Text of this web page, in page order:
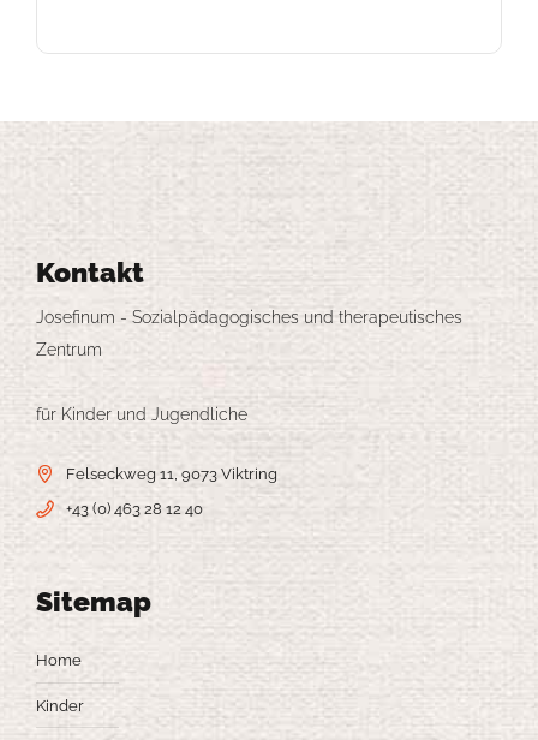
Kontakt
Josefinum - Sozialpädagogisches und therapeutisches
Zentrum
für Kinder und Jugendliche
Felseckweg 11, 9073 Viktring
+43 (0) 463 28 12 40
Sitemap
Home
Kinder